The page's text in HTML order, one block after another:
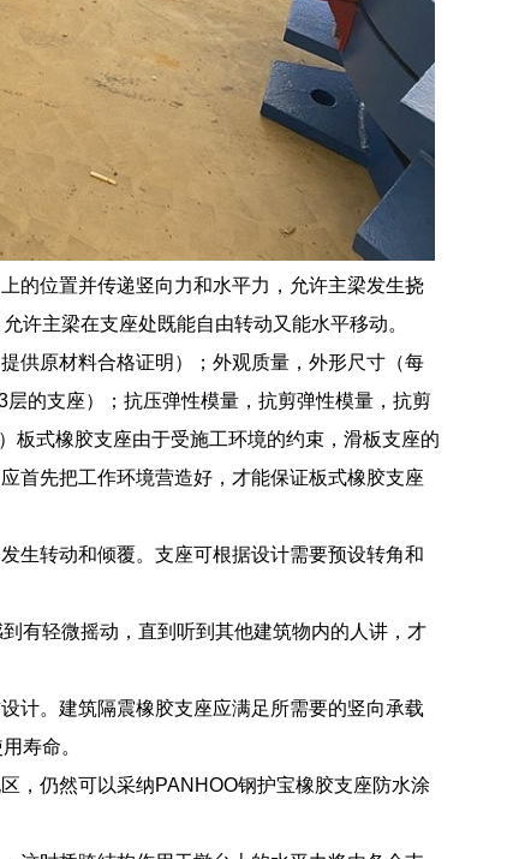
的位置并传递竖向力和水平力，允许主梁发生挠
许主梁在支座处既能自由转动又能水平移动。
供原材料合格证明）；外观质量，外形尺寸（每
的支座）；抗压弹性模量，抗剪弹性模量，抗剪
板式橡胶支座由于受施工环境的约束，滑板支座的
首先把工作环境营造好，才能保证板式橡胶支座
生转动和倾覆。支座可根据设计需要预设转角和
有轻微摇动，直到听到其他建筑物内的人讲，才
计。建筑隔震橡胶支座应满足所需要的竖向承载
寿命。
，仍然可以采纳PANHOO钢护宝橡胶支座防水涂